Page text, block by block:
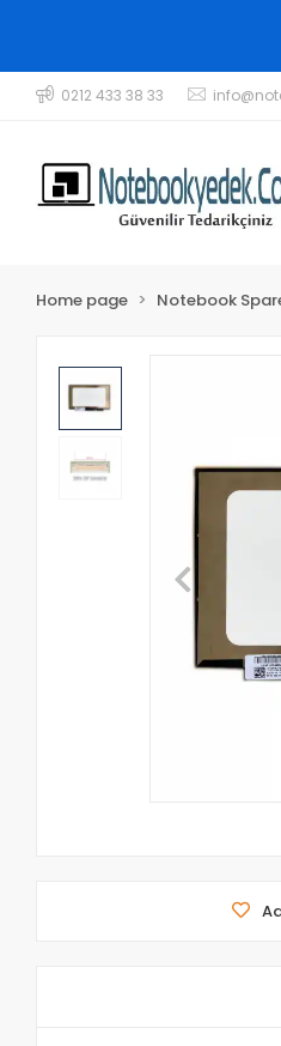
0212 433 38 33
Home page Notebook